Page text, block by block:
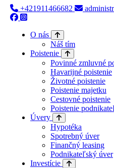
+421911466682
O nás
Náš tím
Poistenie
Povinné zmluvné
Havarijné poistenie
Životné poistenie
Poistenie majetku
Cestovné poistenie
Poistenie
Úvery
Hypotéka
Spotrebný úver
Finančný leasing
Podnikateľský úver
Investície